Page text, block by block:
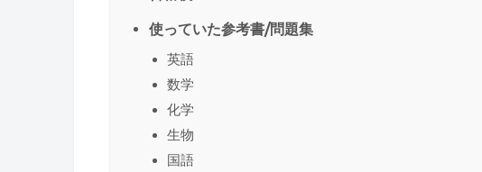
使っていた参考書/問題集
英語
数学
化学
生物
国語